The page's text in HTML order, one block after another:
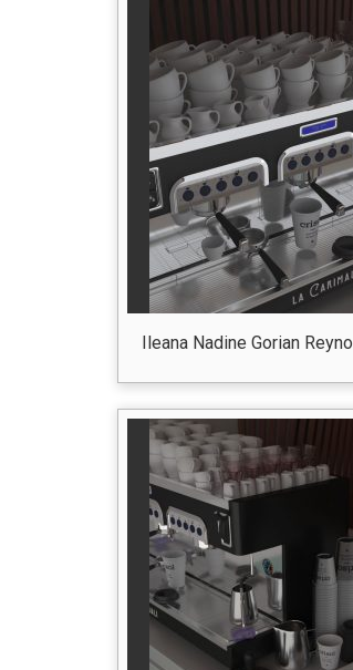
Ileana Nadine Gorian Reyno